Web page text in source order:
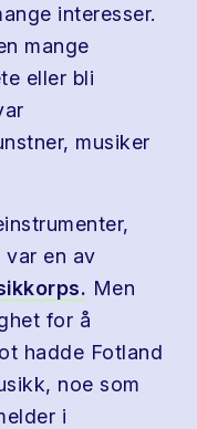
interesser.
mange
eller bli
musiker
var en av
Men
for å
hadde Fotland
noe som
i